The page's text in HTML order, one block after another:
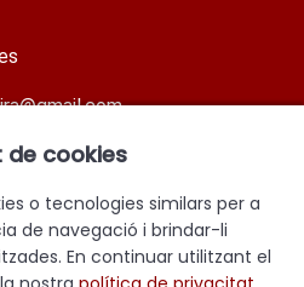
planta. Alzira. València.
de cookies
o tecnologies similars per a
de navegació i brindar-li
En continuar utilitzant el